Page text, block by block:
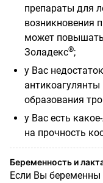
препараты для
возникновения
может
Золадекс®;
у Вас
образования
у Вас есть
на прочность
Беременность и
Если Вы беременны